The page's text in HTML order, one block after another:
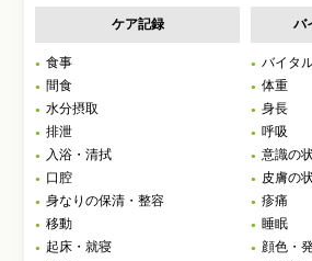
ケア記録
食事
間食
水分摂取
排泄
入浴・清拭
口腔
身なりの保清・整容
移動
起床・就寝
バ
バイタ
体重
身長
呼吸
意識の
皮膚の
疹痛
睡眠
顔色・